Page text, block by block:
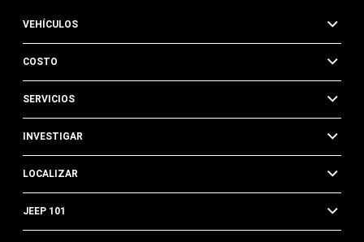
VEHÍCULOS
COSTO
SERVICIOS
INVESTIGAR
LOCALIZAR
JEEP 101